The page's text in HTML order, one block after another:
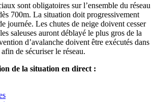
sont obligatoires sur l’ensemble du réseau
700m. La situation doit progressivement
journée. Les chutes de neige doivent cesser
saleuses auront déblayé le plus gros de la
d’avalanche doivent être exécutés dans
de sécuriser le réseau.
de la situation en direct :